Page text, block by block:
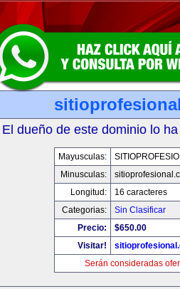
El dueño de este dominio lo
Mayusculas:
Minusculas:
Longitud:
16 caracteres
Categorias:
Sin Clasificar
Precio:
$650.00
Visitar!
Serán consideradas